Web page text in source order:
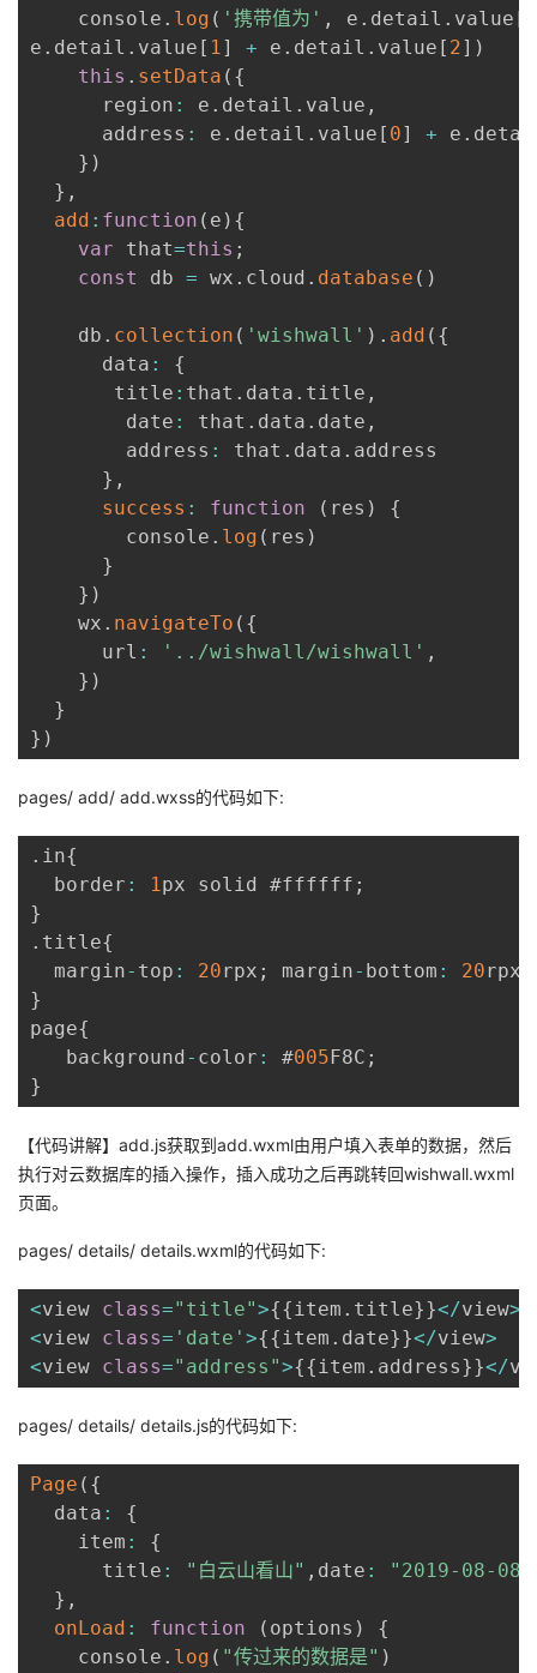
    console
. log ( '携带值为' , e . detail . value [
e . detail . value [ 1] + e . detail . value [ 2] )
this . setData ( {
      region
: e . detail . value ,
      address
: e . detail . value [ 0] + e .
} )
} ,
add : function ( e ) {
var that=this ;
const
db = wx . cloud . database ( )
    db
. collection ( 'wishwall' ) . add ( {
      data
:
{
       title
: that . data . title ,
        date
: that . data . date ,
        address
: that . data . address
} ,
success : function ( res )
{
        console
. log ( res )
}
} )
    wx
. navigateTo ( {
      url
: '../wishwall/wishwall' ,
} )
}
} )
pages/ add/ add.wxss的代码如下:
. in{
  border
: 1px solid #ffffff ;
}
. title{
  margin
- top : 20rpx ; margin- bottom : 20rpx
}
page{
   background
- color : #005F8C ;
}
【代码讲解】add.js获取到add.wxml由用户填入表单的数据，然后
执行对云数据库的插入操作，插入成功之后再跳转回wishwall.wxml
页面。
pages/ details/ details.wxml的代码如下:
<view class="title">{{item . title}}</view>
<view class= 'date' >{{item . date}}</view>
<view class="address">{{item . address}}</
pages/ details/ details.js的代码如下:
Page ( {
  data
:
{
    item
:
{
      title
: "白云山看山" , date : "2019-08-08"
} ,
onLoad : function ( options )
{
    console
. log ( "传过来的数据是" )